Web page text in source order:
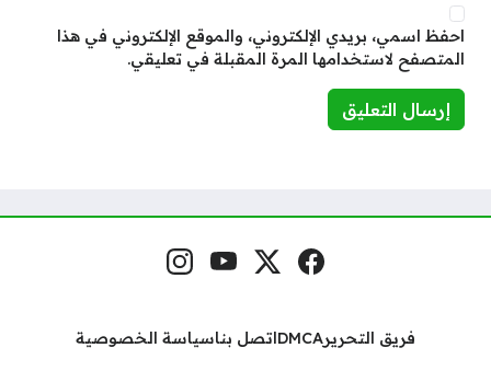
احفظ اسمي، بريدي الإلكتروني، والموقع الإلكتروني في هذا
المتصفح لاستخدامها المرة المقبلة في تعليقي.
مواقع التواصل فيسبوكمنصة إكس
يوتيوبإنستغرام
فريق التحريرDMCAاتصل بناسياسة الخصوصية